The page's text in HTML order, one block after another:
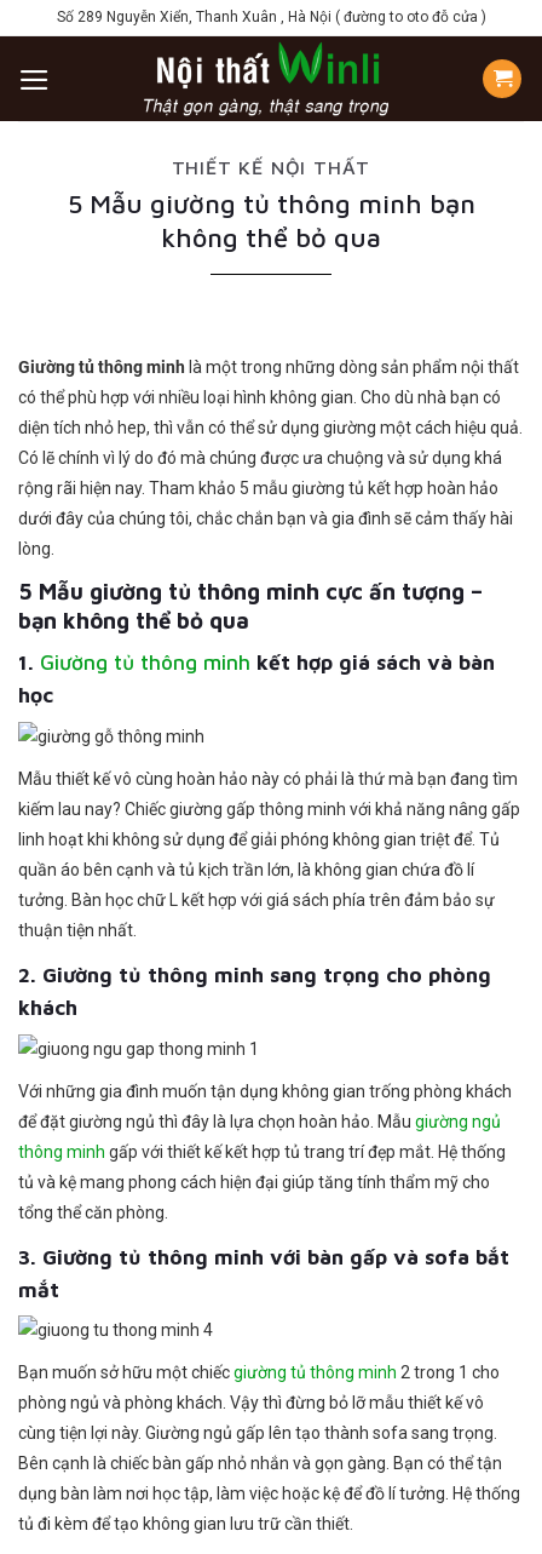
to
content
Số 289 Nguyễn Xiển, Thanh Xuân , Hà Nội ( đường to oto đỗ cửa )
THIẾT KẾ NỘI THẤT
5 Mẫu giường tủ thông minh bạn
không thể bỏ qua
Giường tủ thông minh là một trong những dòng sản phẩm nội thất
có thể phù hợp với nhiều loại hình không gian. Cho dù nhà bạn có
diện tích nhỏ hep, thì vẫn có thể sử dụng giường một cách hiệu quả.
Có lẽ chính vì lý do đó mà chúng được ưa chuộng và sử dụng khá
rộng rãi hiện nay. Tham khảo 5 mẫu giường tủ kết hợp hoàn hảo
dưới đây của chúng tôi, chắc chắn bạn và gia đình sẽ cảm thấy hài
lòng.
5 Mẫu giường tủ thông minh cực ấn tượng –
bạn không thể bỏ qua
1. Giường tủ thông minh kết hợp giá sách và bàn
học
Mẫu thiết kế vô cùng hoàn hảo này có phải là thứ mà bạn đang tìm
kiếm lau nay? Chiếc giường gấp thông minh với khả năng nâng gấp
linh hoạt khi không sử dụng để giải phóng không gian triệt để. Tủ
quần áo bên cạnh và tủ kịch trần lớn, là không gian chứa đồ lí
tưởng. Bàn học chữ L kết hợp với giá sách phía trên đảm bảo sự
thuận tiện nhất.
2. Giường tủ thông minh sang trọng cho phòng
khách
Với những gia đình muốn tận dụng không gian trống phòng khách
để đặt giường ngủ thì đây là lựa chọn hoàn hảo. Mẫu giường ngủ
thông minh gấp với thiết kế kết hợp tủ trang trí đẹp mắt. Hệ thống
tủ và kệ mang phong cách hiện đại giúp tăng tính thẩm mỹ cho
tổng thể căn phòng.
3. Giường tủ thông minh với bàn gấp và sofa bắt
mắt
Bạn muốn sở hữu một chiếcgiường tủ thông minh 2 trong 1 cho
phòng ngủ và phòng khách. Vậy thì đừng bỏ lỡ mẫu thiết kế vô
cùng tiện lợi này. Giường ngủ gấp lên tạo thành sofa sang trọng.
Bên cạnh là chiếc bàn gấp nhỏ nhắn và gọn gàng. Bạn có thể tận
dụng bàn làm nơi học tập, làm việc hoặc kệ để đồ lí tưởng. Hệ thống
tủ đi kèm để tạo không gian lưu trữ cần thiết.